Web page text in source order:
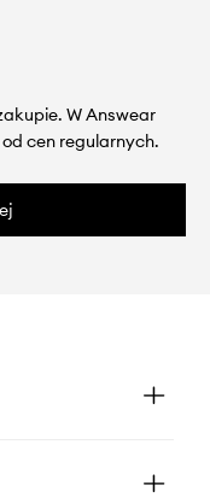
W Answear
cen regularnych.